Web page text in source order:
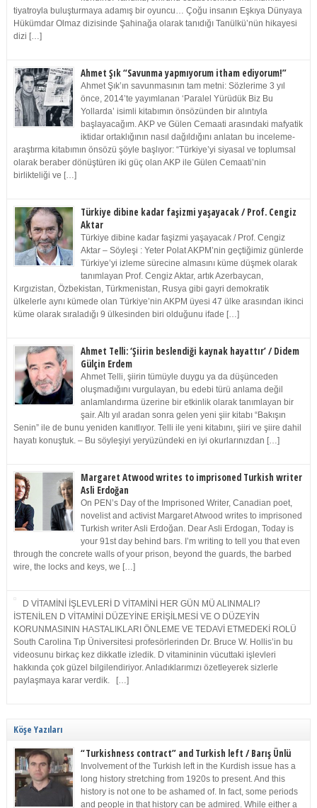
tiyatroyla buluşturmaya adamış bir oyuncu… Çoğu insanın Eşkıya Dünyaya
Hükümdar Olmaz dizisinde Şahinağa olarak tanıdığı Tanülkü’nün hikayesi
dizi […]
Ahmet Şık “Savunma yapmıyorum itham ediyorum!”
Ahmet Şık’ın savunmasının tam metni: Sözlerime 3 yıl
önce, 2014’te yayımlanan ‘Paralel Yürüdük Biz Bu
Yollarda’ isimli kitabımın önsözünden bir alıntıyla
başlayacağım. AKP ve Gülen Cemaati arasındaki mafyatik
iktidar ortaklığının nasıl dağıldığını anlatan bu inceleme-
araştırma kitabımın önsözü şöyle başlıyor: “Türkiye’yi siyasal ve toplumsal
olarak beraber dönüştüren iki güç olan AKP ile Gülen Cemaati’nin
birlikteliği ve […]
Türkiye dibine kadar faşizmi yaşayacak / Prof. Cengiz
Aktar
Türkiye dibine kadar faşizmi yaşayacak / Prof. Cengiz
Aktar – Söyleşi : Yeter Polat AKPM’nin geçtiğimiz günlerde
Türkiye’yi izleme sürecine almasını küme düşmek olarak
tanımlayan Prof. Cengiz Aktar, artık Azerbaycan,
Kırgızistan, Özbekistan, Türkmenistan, Rusya gibi gayri demokratik
ülkelerle aynı kümede olan Türkiye’nin AKPM üyesi 47 ülke arasından ikinci
küme olarak sıraladığı 9 ülkesinden biri olduğunu ifade […]
Ahmet Telli: ‘Şiirin beslendiği kaynak hayattır’ / Didem
Gülçin Erdem
Ahmet Telli, şiirin tümüyle duygu ya da düşünceden
oluşmadığını vurgulayan, bu edebi türü anlama değil
anlamlandırma üzerine bir etkinlik olarak tanımlayan bir
şair. Altı yıl aradan sonra gelen yeni şiir kitabı “Bakışın
Senin” ile de bunu yeniden kanıtlıyor. Telli ile yeni kitabını, şiiri ve şiire dahil
hayatı konuştuk. – Bu söyleşiyi yeryüzündeki en iyi okurlarınızdan […]
Margaret Atwood writes to imprisoned Turkish writer
Asli Erdoğan
On PEN’s Day of the Imprisoned Writer, Canadian poet,
novelist and activist Margaret Atwood writes to imprisoned
Turkish writer Asli Erdoğan. Dear Asli Erdogan, Today is
your 91st day behind bars. I’m writing to tell you that even
through the concrete walls of your prison, beyond the guards, the barbed
wire, the locks and keys, we […]
D VİTAMİNİ İŞLEVLERİ D VİTAMİNİ HER GÜN MÜ ALINMALI?
İSTENİLEN D VİTAMİNİ DÜZEYİNE ERİŞİLMESİ VE O DÜZEYİN
KORUNMASININ HASTALIKLARI ÖNLEME VE TEDAVİ ETMEDEKİ ROLÜ
South Carolina Tıp Üniversitesi profesörlerinden Dr. Bruce W. Hollis’in bu
videosunu birkaç kez dikkatle izledik. D vitamininin vücuttaki işlevleri
hakkında çok güzel bilgilendiriyor. Anladıklarımızı özetleyerek sizlerle
paylaşmaya karar verdik. […]
Köşe Yazıları
“Turkishness contract” and Turkish left / Barış Ünlü
Involvement of the Turkish left in the Kurdish issue has a
long history stretching from 1920s to present. And this
history is not one to be ashamed of. In fact, some periods
and people in that history can be admired. While either a